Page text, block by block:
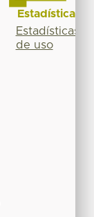
Estadísticas
Estadísticas
de uso